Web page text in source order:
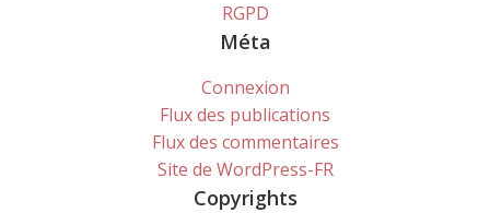
RGPD
Méta
Connexion
Flux des publications
Flux des commentaires
Site de WordPress-FR
Copyrights